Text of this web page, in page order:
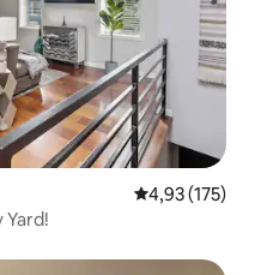
Prosječna
4,93 (175)
Yard!